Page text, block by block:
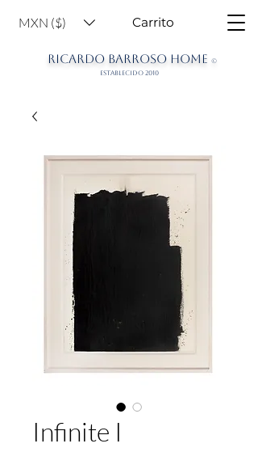
MXN ($)
RICARDO BARROSO HOME ©
ESTABLECIDO 2010
Carrito
Infinite I